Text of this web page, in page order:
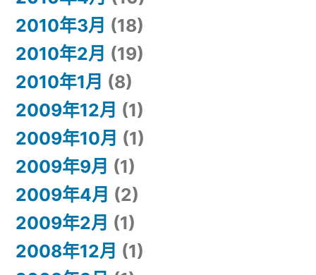
2010年3月 (18)
2010年2月 (19)
2010年1月 (8)
2009年12月 (1)
2009年10月 (1)
2009年9月 (1)
2009年4月 (2)
2009年2月 (1)
2008年12月 (1)